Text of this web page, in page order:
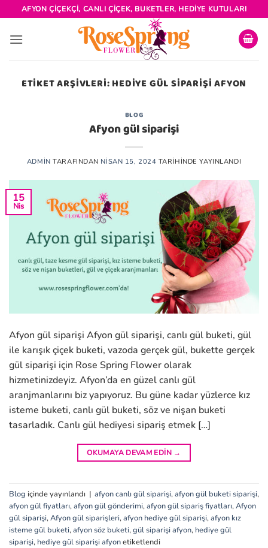
İçeriğe
atla
AFYON ÇIÇEKÇI, CANLI ÇIÇEK, BUKETLER, HEDIYE KUTULARI
ETIKET ARŞIVLERI: HEDIYE GÜL SIPARIŞI AFYON
BLOG
Afyon gül siparişi
ADMIN TARAFINDAN NISAN 15, 2024 TARIHINDE YAYINLANDI
15
Nis
Afyon gül siparişi Afyon gül siparişi, canlı gül buketi, gül
ile karışık çiçek buketi, vazoda gerçek gül, bukette gerçek
gül siparişi için Rose Spring Flower olarak
hizmetinizdeyiz. Afyon’da en güzel canlı gül
aranjmanlarını biz yapıyoruz. Bu güne kadar yüzlerce kız
isteme buketi, canlı gül buketi, söz ve nişan buketi
tasarladık. Canlı gül hediyesi sipariş etmek […]
OKUMAYA DEVAM EDIN →
Blog içinde yayınlandı | afyon canlı gül siparişi,afyon gül buketi siparişi,
afyon gül fiyatları,afyon gül gönderimi,afyon gül sipariş fiyatları,Afyon
gül siparişi,Afyon gül siparişleri,afyon hediye gül siparişi,afyon kız
isteme gül buketi,afyon söz buketi,gül siparişi afyon, hediye gül
siparişi, hediye gül siparişi afyonetiketlendi